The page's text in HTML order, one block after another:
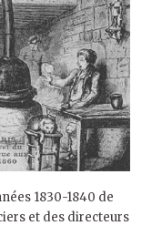
1830-1840 de
et des directeurs